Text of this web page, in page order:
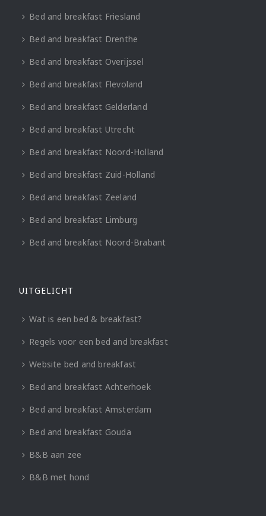
Bed and breakfast Friesland
Bed and breakfast Drenthe
Bed and breakfast Overijssel
Bed and breakfast Flevoland
Bed and breakfast Gelderland
Bed and breakfast Utrecht
Bed and breakfast Noord-Holland
Bed and breakfast Zuid-Holland
Bed and breakfast Zeeland
Bed and breakfast Limburg
Bed and breakfast Noord-Brabant
UITGELICHT
Wat is een bed & breakfast?
Regels voor een bed and breakfast
Website bed and breakfast
Bed and breakfast Achterhoek
Bed and breakfast Amsterdam
Bed and breakfast Gouda
B&B aan zee
B&B met hond